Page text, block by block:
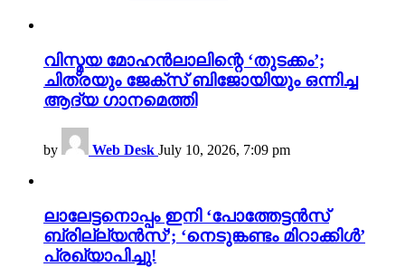
വിസ്മയ മോഹൻലാലിന്റെ ‘തുടക്കം’;
ചിത്രയും ജേക്സ് ബിജോയിയും ഒന്നിച്ച
ആദ്യ ഗാനമെത്തി
by Web Desk July 10, 2026, 7:09 pm
ലാലേട്ടനൊപ്പം ഇനി ‘പോത്തേട്ടൻസ്
ബ്രില്ല്യൻസ്’; ‘നെടുങ്കണ്ടം മിറാക്കിൾ’
പ്രഖ്യാപിച്ചു!